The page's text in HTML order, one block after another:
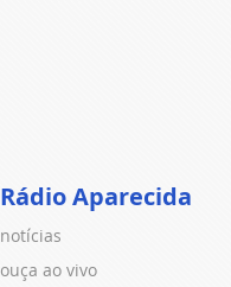
Rádio Aparecida
notícias
ouça ao vivo